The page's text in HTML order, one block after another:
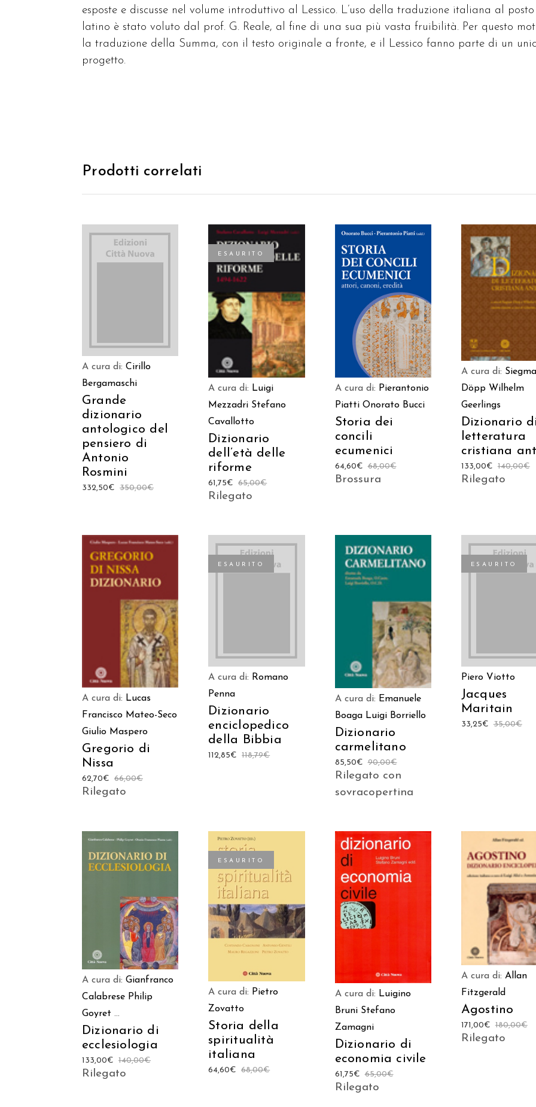
esposte e discusse nel volume introduttivo al Lessico. L’uso della traduzione italiana al
latino è stato voluto dal prof. G. Reale, al fine di una sua più vasta fruibilità. Per questo
la traduzione della Summa, con il testo originale a fronte, e il Lessico fanno parte di un
progetto.
Prodotti correlati
A cura di: Cirillo
Bergamaschi
Grande
dizionario
antologico del
pensiero di
Antonio
Rosmini
350,00€
332,50€
ESAURITO
LEGGI TUTTO
A cura di: Luigi
Mezzadri Stefano
Cavallotto
Dizionario
dell’età delle
riforme
65,00€
61,75€
Rilegato
AGGIUNGI AL
CARRELLO
A cura di: Pierantonio
Piatti Onorato Bucci
Storia dei
concili
ecumenici
68,00€
64,60€
Brossura
AGGIUNGI AL
CARRELLO
A cura di:
Döpp Wilhelm
Geerlings
Dizionario
letteratura
cristiana
140,00€
133,00€
Rilegato
AGGIUNGI AL
CARRELLO
A cura di: Lucas
Francisco Mateo-Seco
Giulio Maspero
Gregorio di
Nissa
66,00€
62,70€
Rilegato
ESAURITO
A cura di: Romano
Penna
Dizionario
enciclopedico
della Bibbia
118,79€
112,85€
AGGIUNGI AL
CARRELLO
A cura di: Emanuele
Boaga Luigi Borriello
Dizionario
carmelitano
90,00€
85,50€
Rilegato con
sovracopertina
ESAURITO
Piero Viotto
Jacques
Maritain
35,00€
33,25€
CARRELLO
A cura di: Gianfranco
Calabrese Philip
Goyret ...
Dizionario di
ecclesiologia
140,00€
133,00€
Rilegato
ESAURITO
LEGGI TUTTO
A cura di: Pietro
Zovatto
Storia della
spiritualità
italiana
68,00€
64,60€
AGGIUNGI AL
CARRELLO
A cura di: Luigino
Bruni Stefano
Zamagni
Dizionario di
economia civile
65,00€
61,75€
Rilegato
AGGIUNGI AL
CARRELLO
A cura di: Allan
Fitzgerald
Agostino
180,00€
171,00€
Rilegato